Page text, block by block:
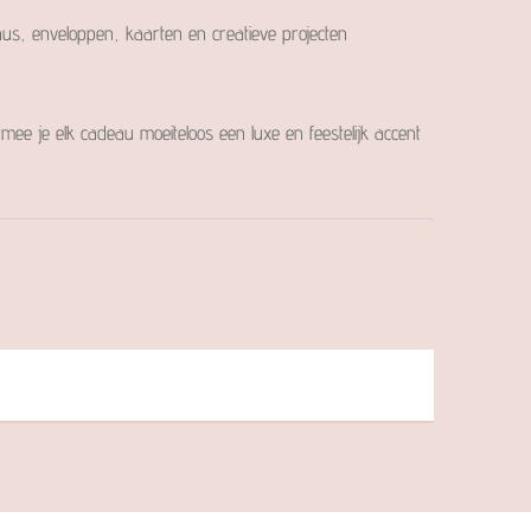
enveloppen, kaarten en creatieve projecten
je elk cadeau moeiteloos een luxe en feestelijk accent